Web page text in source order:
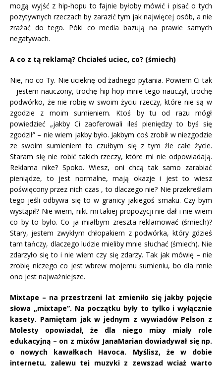
mogą wyjść z hip-hopu to fajnie byłoby mówić i pisać o tych
pozytywnych rzeczach by zarazić tym jak najwięcej osób, a nie
zrażać do tego. Póki co media bazują na prawie samych
negatywach.
A co z tą reklamą? Chciałeś uciec, co? (śmiech)
Nie, no co Ty. Nie ucieknę od żadnego pytania. Powiem Ci tak
– jestem nauczony, trochę hip-hop mnie tego nauczył, trochę
podwórko, że nie robię w swoim życiu rzeczy, które nie są w
zgodzie z moim sumieniem. Ktoś by tu od razu mógł
powiedzieć „jakby Ci zaoferowali ileś pieniędzy to byś się
zgodził” – nie wiem jakby było. Jakbym coś zrobił w niezgodzie
ze swoim sumieniem to czułbym się z tym źle całe życie.
Staram się nie robić takich rzeczy, które mi nie odpowiadają.
Reklama nike? Spoko. Wiesz, oni chcą tak samo zarabiać
pieniądze, to jest normalne, mają okazje i jest to wiesz
poświęcony przez nich czas , to dlaczego nie? Nie przekreślam
tego jeśli odbywa się to w granicy jakiegoś smaku. Czy bym
wystąpił? Nie wiem, nikt mi takiej propozycji nie dał i nie wiem
co by to było. Co ja miałbym zreszta reklamować (śmiech)?
Stary, jestem zwykłym chłopakiem z podwórka, który gdzieś
tam tańczy, dlaczego ludzie mieliby mnie słuchać (śmiech). Nie
zdarzyło się to i nie wiem czy się zdarzy. Tak jak mówię – nie
zrobię niczego co jest wbrew mojemu sumieniu, bo dla mnie
ono jest najważniejsze.
Mixtape – na przestrzeni lat zmieniło się jakby pojęcie
słowa „mixtape”. Na początku były to tylko i wyłącznie
kasety. Pamiętam jak w jednym z wywiadów Pelson z
Molesty opowiadał, że dla niego mixy miały role
edukacyjną – on z mixów JanaMarian dowiadywał się np.
o nowych kawałkach Havoca. Myślisz, że w dobie
internetu, zalewu tej muzyki z zewsząd wciąż warto